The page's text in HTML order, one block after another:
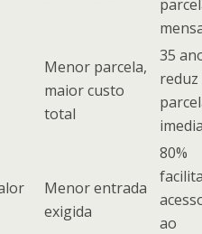
Menor parcela,
maior custo
total
35
reduz
Menor entrada
exigida
80%
ao